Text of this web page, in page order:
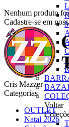
Voltar
Nenhum produto
Cadastre-se em
Cris Mazzer
Categorias
OUTLET
Natal 2026